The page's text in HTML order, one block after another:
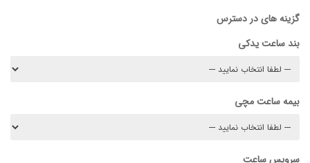
گزینه های در دسترس
بند ساعت یدکی
بیمه ساعت مچی
سرویس ساعت